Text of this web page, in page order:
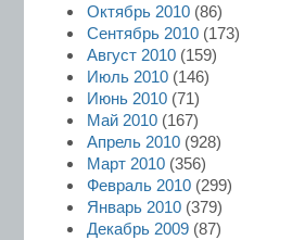
Октябрь 2010 (86)
Сентябрь 2010 (173)
Август 2010 (159)
Июль 2010 (146)
Июнь 2010 (71)
Май 2010 (167)
Апрель 2010 (928)
Март 2010 (356)
Февраль 2010 (299)
Январь 2010 (379)
Декабрь 2009 (87)